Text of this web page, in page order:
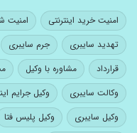
امنیت خرید اینترنتی امنیت
تهدید سایبری
جرم سایبری
قرارداد
مشاوره با وکیل
وکالت سایبری
وکیل جرایم
وکیل سایبری
وکیل پلیس فتا